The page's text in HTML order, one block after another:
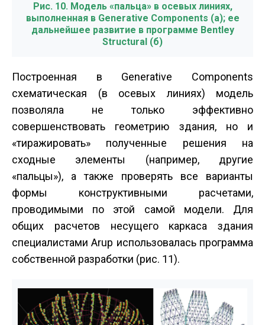
Рис. 10. Модель «пальца» в осевых линиях,
выполненная в Generative Components (а); ее
дальнейшее развитие в программе Bentley
Structural (б)
Построенная в Generative Components
схематическая (в осевых линиях) модель
позволяла не только эффективно
совершенствовать геометрию здания, но и
«тиражировать» полученные решения на
сходные элементы (например, другие
«пальцы»), а также проверять все варианты
формы конструктивными расчетами,
проводимыми по этой самой модели. Для
общих расчетов несущего каркаса здания
специалистами Arup использовалась программа
собственной разработки (рис. 11).